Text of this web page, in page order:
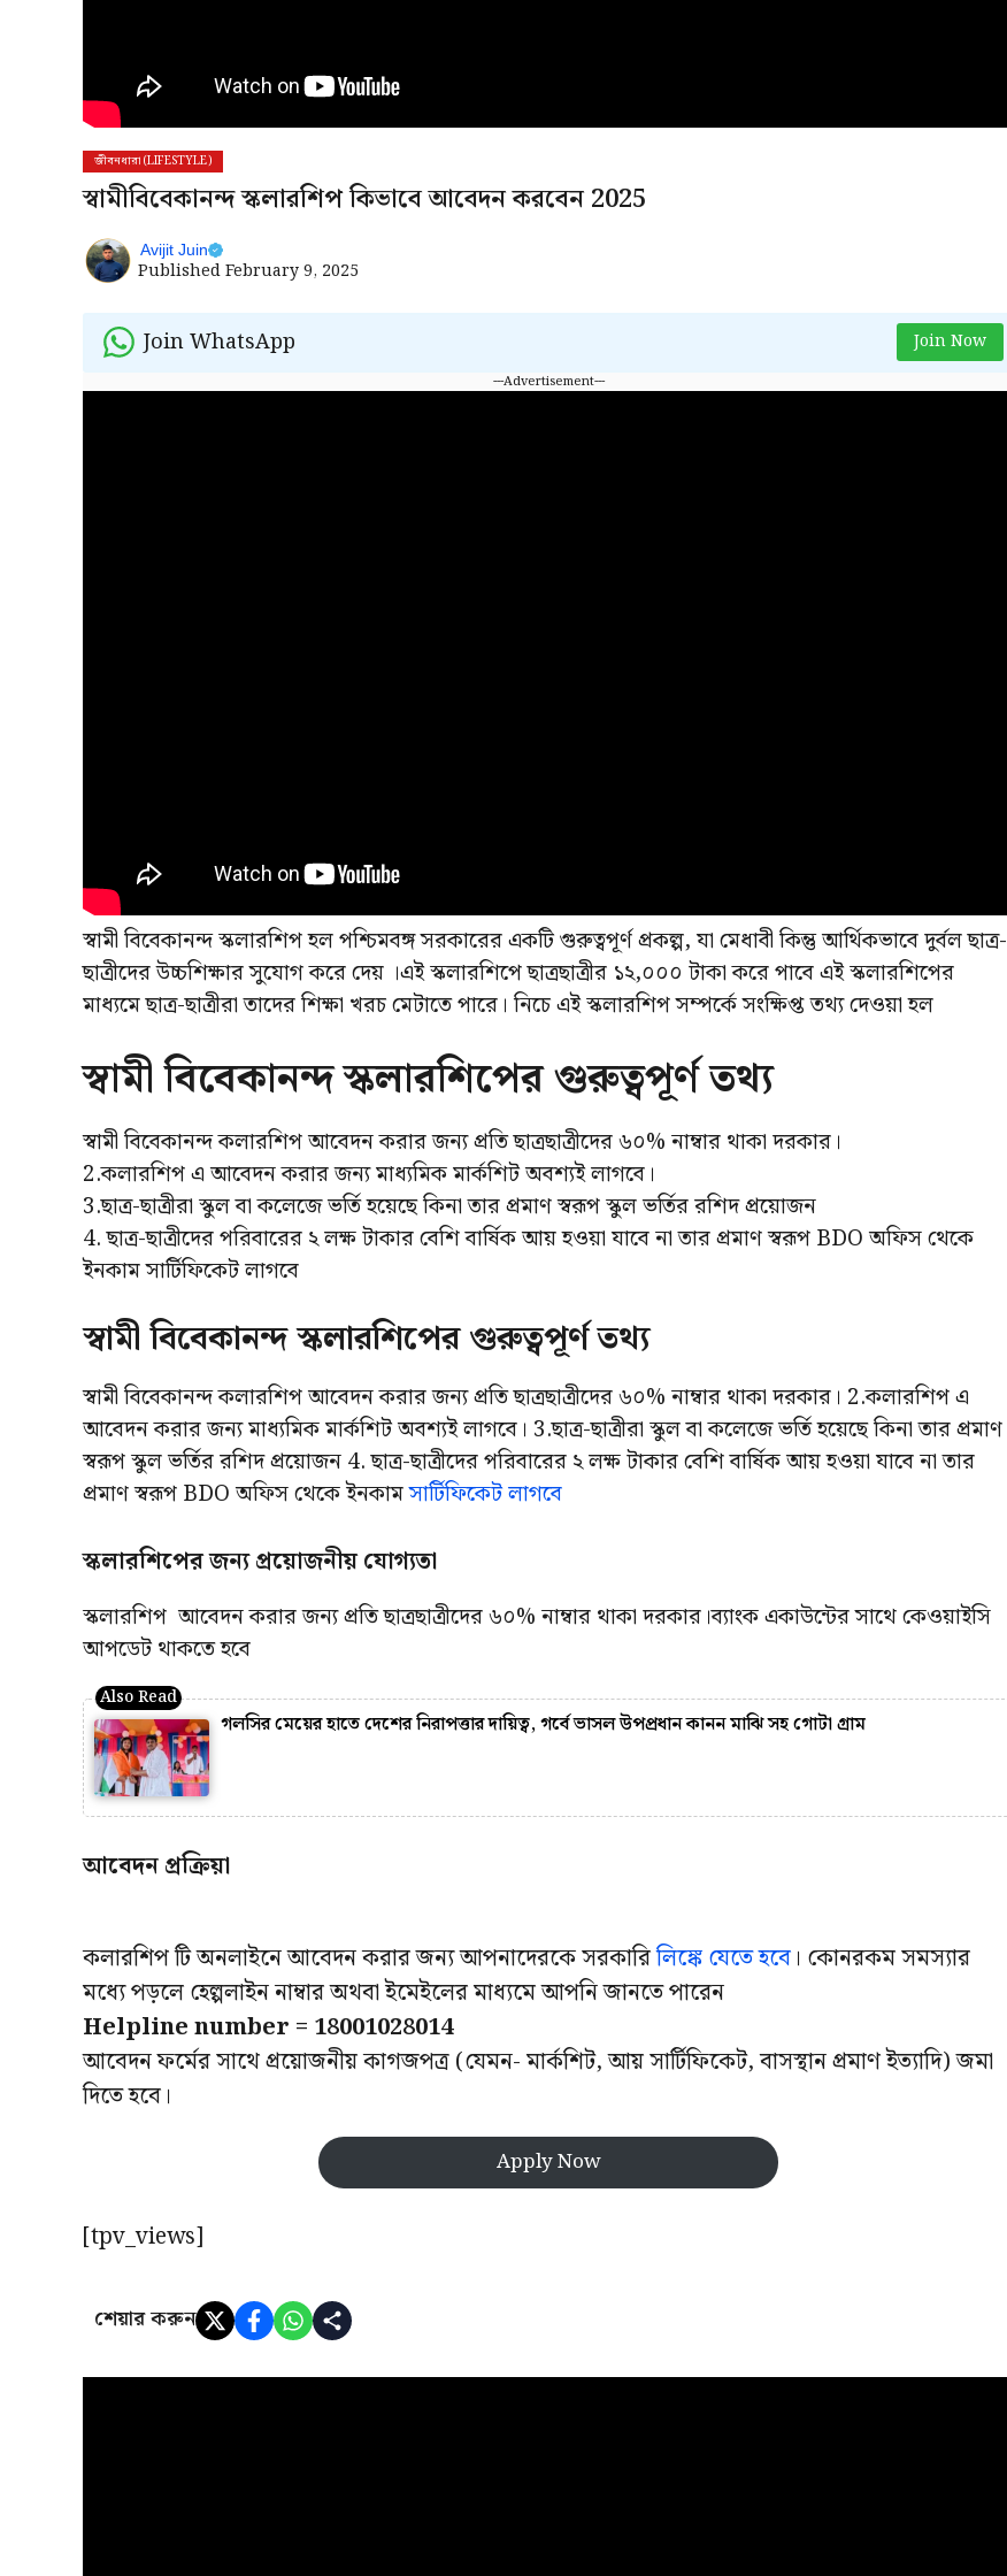
জীবনধারা (LIFESTYLE)
স্বামীবিবেকানন্দ স্কলারশিপ কিভাবে আবেদন করবেন 2025
Avijit Juin
PublishedFebruary 9, 2025
Join WhatsApp Join Now
---Advertisement---
স্বামী বিবেকানন্দ স্কলারশিপ হল পশ্চিমবঙ্গ সরকারের একটি গুরুত্বপূর্ণ প্রকল্প, যা মেধাবী কিন্তু আর্থিকভাবে দুর্বল ছাত্র-
ছাত্রীদের উচ্চশিক্ষার সুযোগ করে দেয় ।এই স্কলারশিপে ছাত্রছাত্রীর ১২,০০০ টাকা করে পাবে এই স্কলারশিপের
মাধ্যমে ছাত্র-ছাত্রীরা তাদের শিক্ষা খরচ মেটাতে পারে। নিচে এই স্কলারশিপ সম্পর্কে সংক্ষিপ্ত তথ্য দেওয়া হল
স্বামী বিবেকানন্দ স্কলারশিপের গুরুত্বপূর্ণ তথ্য
স্বামী বিবেকানন্দ কলারশিপ আবেদন করার জন্য প্রতি ছাত্রছাত্রীদের ৬০% নাম্বার থাকা দরকার।
2.কলারশিপ এ আবেদন করার জন্য মাধ্যমিক মার্কশিট অবশ্যই লাগবে।
3.ছাত্র-ছাত্রীরা স্কুল বা কলেজে ভর্তি হয়েছে কিনা তার প্রমাণ স্বরূপ স্কুল ভর্তির রশিদ প্রয়োজন
4. ছাত্র-ছাত্রীদের পরিবারের ২ লক্ষ টাকার বেশি বার্ষিক আয় হওয়া যাবে না তার প্রমাণ স্বরূপ BDO অফিস থেকে
ইনকাম সার্টিফিকেট লাগবে
স্বামী বিবেকানন্দ স্কলারশিপের গুরুত্বপূর্ণ তথ্য
স্বামী বিবেকানন্দ কলারশিপ আবেদন করার জন্য প্রতি ছাত্রছাত্রীদের ৬০% নাম্বার থাকা দরকার। 2.কলারশিপ এ
আবেদন করার জন্য মাধ্যমিক মার্কশিট অবশ্যই লাগবে। 3.ছাত্র-ছাত্রীরা স্কুল বা কলেজে ভর্তি হয়েছে কিনা তার প্রমাণ
স্বরূপ স্কুল ভর্তির রশিদ প্রয়োজন 4. ছাত্র-ছাত্রীদের পরিবারের ২ লক্ষ টাকার বেশি বার্ষিক আয় হওয়া যাবে না তার
প্রমাণ স্বরূপ BDO অফিস থেকে ইনকামসার্টিফিকেট লাগবে
স্কলারশিপের জন্য প্রয়োজনীয় যোগ্যতা
স্কলারশিপ আবেদন করার জন্য প্রতি ছাত্রছাত্রীদের ৬০% নাম্বার থাকা দরকার।ব্যাংক একাউন্টের সাথে কেওয়াইসি
আপডেট থাকতে হবে
গলসির মেয়ের হাতে দেশের নিরাপত্তার দায়িত্ব, গর্বে ভাসল উপপ্রধান কানন মাঝি সহ গোটা গ্রাম
আবেদন প্রক্রিয়া
কলারশিপ টি অনলাইনে আবেদন করার জন্য আপনাদেরকে সরকারিলিঙ্কে যেতে হবে। কোনরকম সমস্যার
মধ্যে পড়লে হেল্পলাইন নাম্বার অথবা ইমেইলের মাধ্যমে আপনি জানতে পারেন
Helpline number = 18001028014
আবেদন ফর্মের সাথে প্রয়োজনীয় কাগজপত্র (যেমন- মার্কশিট, আয় সার্টিফিকেট, বাসস্থান প্রমাণ ইত্যাদি) জমা
দিতে হবে।
Apply Now
[tpv_views]
শেয়ার করুন